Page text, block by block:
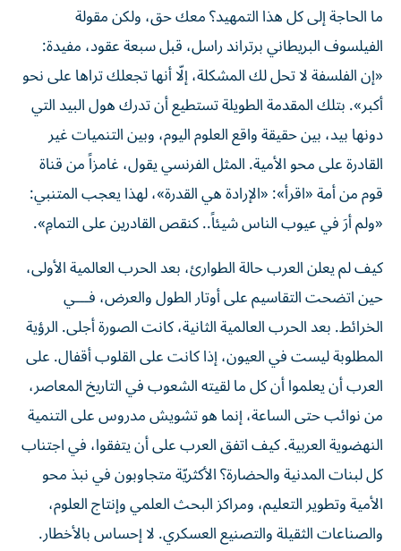
ما الحاجة إلى كل هذا التمهيد؟ معك حق، ولكن مقولة
الفيلسوف البريطاني برتراند راسل، قبل سبعة عقود، مفيدة:
«إن الفلسفة لا تحل لك المشكلة، إلّا أنها تجعلك تراها على نحو
أكبر». بتلك المقدمة الطويلة تستطيع أن تدرك هول البيد التي
دونها بيد، بين حقيقة واقع العلوم اليوم، وبين التنميات غير
القادرة على محو الأمية. المثل الفرنسي يقول، غامزاً من قناة
قوم من أمة «اقرأ»: «الإرادة هي القدرة»، لهذا يعجب المتنبي:
«ولم أرَ في عيوب الناس شيئاً.. كنقص القادرين على التمامِ».
كيف لم يعلن العرب حالة الطوارئ، بعد الحرب العالمية الأولى،
حين اتضحت التقاسيم على أوتار الطول والعرض، فـــي
الخرائط. بعد الحرب العالمية الثانية، كانت الصورة أجلى. الرؤية
المطلوبة ليست في العيون، إذا كانت على القلوب أقفال. على
العرب أن يعلموا أن كل ما لقيته الشعوب في التاريخ المعاصر،
من نوائب حتى الساعة، إنما هو تشويش مدروس على التنمية
النهضوية العربية. كيف اتفق العرب على أن يتفقوا، في اجتناب
كل لبنات المدنية والحضارة؟ الأكثريّة متجاوبون في نبذ محو
الأمية وتطوير التعليم، ومراكز البحث العلمي وإنتاج العلوم،
والصناعات الثقيلة والتصنيع العسكري. لا إحساس بالأخطار.